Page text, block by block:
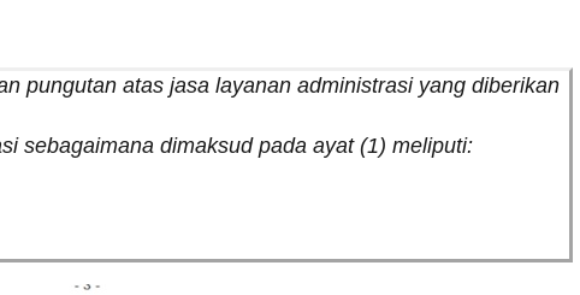
pungutan atas jasa layanan administrasi yang diberikan
sebagaimana dimaksud pada ayat (1) meliputi: